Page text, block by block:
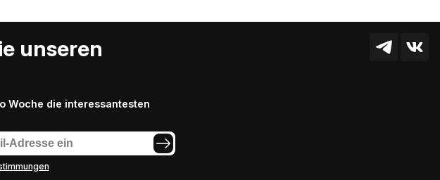
unseren
Woche die interessantesten